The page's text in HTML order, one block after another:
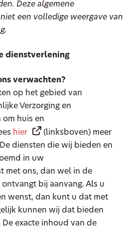
Deze algemene
een volledige weergave van
dienstverlening
verwachten?
op het gebied van
Verzorging en
om huis en
hier
(linksboven) meer
diensten die wij bieden en
in uw
met ons, dan wel in de
bij aanvang. Als u
wenst, dan kunt u dat met
kunnen wij dat bieden
exacte inhoud van de